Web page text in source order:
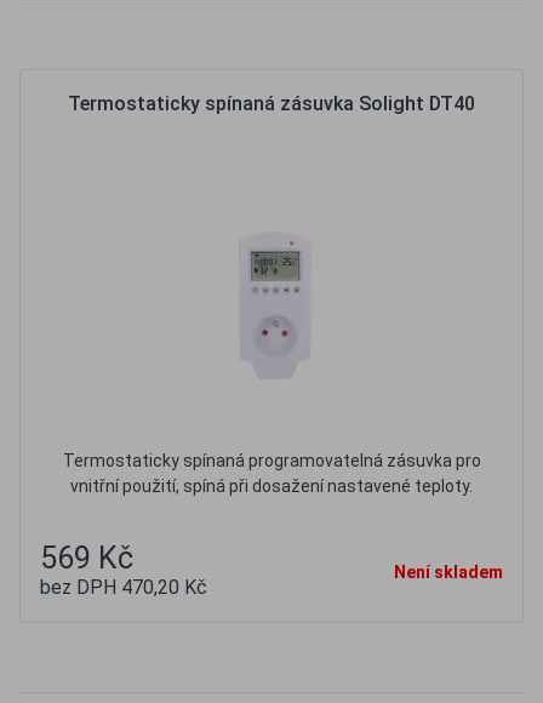
Termostaticky spínaná zásuvka Solight DT40
Termostaticky spínaná programovatelná zásuvka pro
vnitřní použití, spíná při dosažení nastavené teploty.
569 Kč
bez DPH 470,20 Kč
Není skladem